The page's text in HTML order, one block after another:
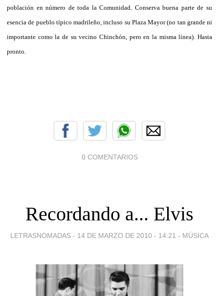
población en número de toda la Comunidad. Conserva buena parte de su
esencia de pueblo típico madrileño, incluso su Plaza Mayor (no tan grande ni
importante como la de su vecino Chinchón, pero en la misma línea). Hasta
pronto.
0 COMENTARIOS
Recordando a... Elvis
LETRASNOMADAS - 14 DE MARZO DE 2010 - 14:21 - MÚSICA